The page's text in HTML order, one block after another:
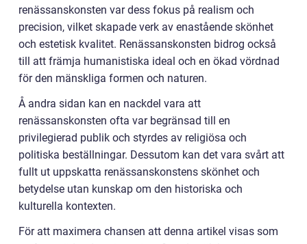
renässanskonsten var dess fokus på realism och
precision, vilket skapade verk av enastående skönhet
och estetisk kvalitet. Renässanskonsten bidrog också
till att främja humanistiska ideal och en ökad vördnad
för den mänskliga formen och naturen.
Å andra sidan kan en nackdel vara att
renässanskonsten ofta var begränsad till en
privilegierad publik och styrdes av religiösa och
politiska beställningar. Dessutom kan det vara svårt att
fullt ut uppskatta renässanskonstens skönhet och
betydelse utan kunskap om den historiska och
kulturella kontexten.
För att maximera chansen att denna artikel visas som